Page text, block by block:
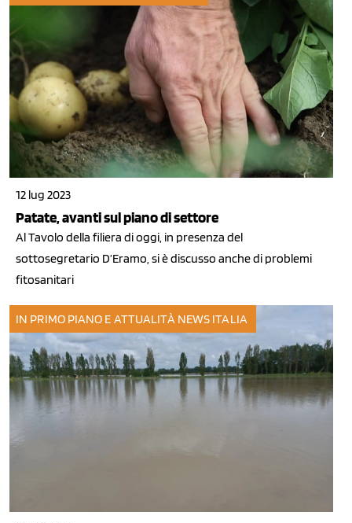
12 lug 2023
Patate, avanti sul piano di settore
Al Tavolo della filiera di oggi, in presenza del
sottosegretario D’Eramo, si è discusso anche di problemi
fitosanitari
IN PRIMO PIANO E ATTUALITÀ NEWS ITALIA